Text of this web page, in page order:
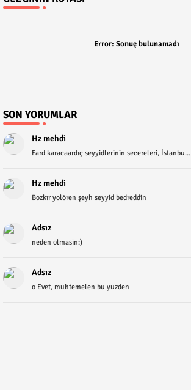
Error: Sonuç bulunamadı
SON YORUMLAR
Hz mehdi
Fard karacaardıç seyyidlerinin secereleri, İstanbu...
Hz mehdi
Bozkır yolören şeyh seyyid bedreddin
Adsız
neden olmasin:)
Adsız
o Evet, muhtemelen bu yuzden